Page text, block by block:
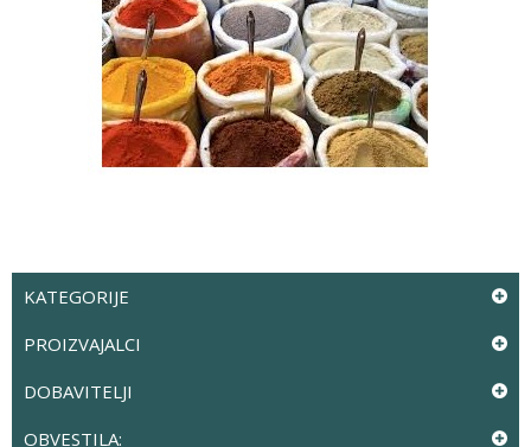
KATEGORIJE
PROIZVAJALCI
DOBAVITELJI
OBVESTILA: